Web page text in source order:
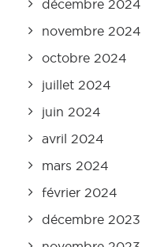
décembre 2024
novembre 2024
octobre 2024
juillet 2024
juin 2024
avril 2024
mars 2024
février 2024
décembre 2023